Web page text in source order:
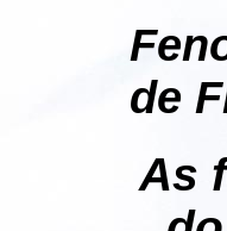
de
As